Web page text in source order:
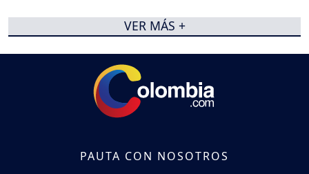
VER MÁS +
PAUTA CON NOSOTROS